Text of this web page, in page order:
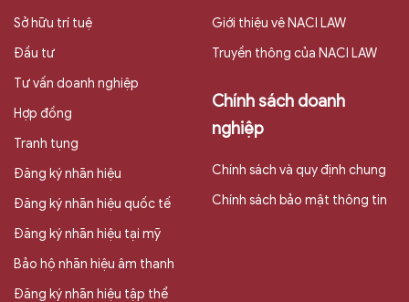
Sở hữu trí tuệ
Đầu tư
Tư vấn doanh nghiệp
Hợp đồng
Tranh tụng
Đăng ký nhãn hiệu
Đăng ký nhãn hiệu quốc tế
Đăng ký nhãn hiệu tại mỹ
Bảo hộ nhãn hiệu âm thanh
Đăng ký nhãn hiệu tập thể
Giới thiệu vê NACI LAW
Truyền thông của NACI LAW
Chính sách doanh
nghiệp
Chính sách và quy định chung
Chính sách bảo mật thông tin